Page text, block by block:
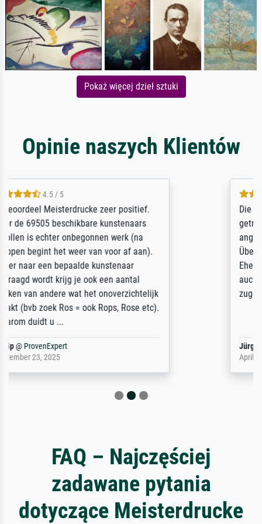
Pokaż więcej dzieł sztuki
Opinie naszych Klientów
Die Zufriedenheit ist auch nicht dadurch
getrübt, dass das Bild entgegen einer
angegebenen Lieferanschrift (sollte eine
Überraschung für die normannische
Ehefrau sein zum Hochzeits- gleichzeitig
auch Geburtstag sein) doch nach zu Hause
zugestellt wurde.
Jürgen
April 22, 2026
FAQ – Najczęściej
zadawane pytania
dotyczące Meisterdrucke